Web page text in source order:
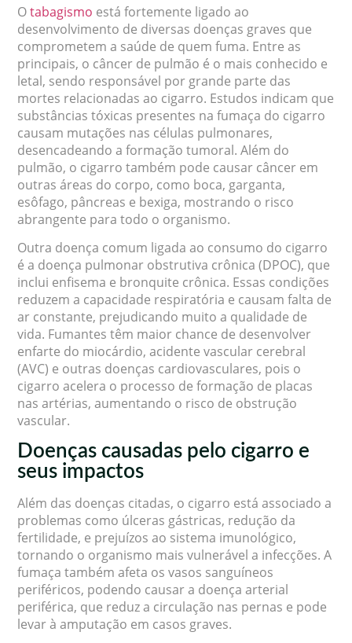
Otabagismo está fortemente ligado ao
desenvolvimento de diversas doenças graves que
comprometem a saúde de quem fuma. Entre as
principais, o câncer de pulmão é o mais conhecido e
letal, sendo responsável por grande parte das
mortes relacionadas ao cigarro. Estudos indicam que
substâncias tóxicas presentes na fumaça do cigarro
causam mutações nas células pulmonares,
desencadeando a formação tumoral. Além do
pulmão, o cigarro também pode causar câncer em
outras áreas do corpo, como boca, garganta,
esôfago, pâncreas e bexiga, mostrando o risco
abrangente para todo o organismo.
Outra doença comum ligada ao consumo do cigarro
é a doença pulmonar obstrutiva crônica (DPOC), que
inclui enfisema e bronquite crônica. Essas condições
reduzem a capacidade respiratória e causam falta de
ar constante, prejudicando muito a qualidade de
vida. Fumantes têm maior chance de desenvolver
enfarte do miocárdio, acidente vascular cerebral
(AVC) e outras doenças cardiovasculares, pois o
cigarro acelera o processo de formação de placas
nas artérias, aumentando o risco de obstrução
vascular.
Doenças causadas pelo cigarro e
seus impactos
Além das doenças citadas, o cigarro está associado a
problemas como úlceras gástricas, redução da
fertilidade, e prejuízos ao sistema imunológico,
tornando o organismo mais vulnerável a infecções. A
fumaça também afeta os vasos sanguíneos
periféricos, podendo causar a doença arterial
periférica, que reduz a circulação nas pernas e pode
levar à amputação em casos graves.